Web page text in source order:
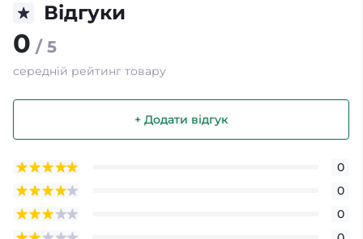
Відгуки
0 / 5
середній рейтинг товару
+ Додати відгук
0
0
0